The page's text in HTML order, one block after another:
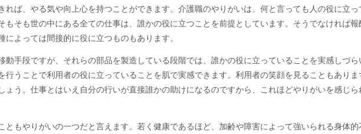
れば、やる気や向上心を持つことができます。介護職のやりがいは、何と言っても人の役に立っ
もそも世の中にある全ての仕事は、誰かの役に立つことを前提としています。そうでなければ報
よっては間接的に役に立つものもあります。
動手段ですが、それらの部品を製造している段階では、誰かの役に立っていることを実感しづら
うことで利用者の役に立っていることを肌で実感できます。利用者の笑顔を見ることもありま
ょう。仕事とはいえ自分の行いが直接誰かの助けになるのですから、これほどやりがいを感じら
ともやりがいの一つだと言えます。若く健康であるほど、加齢や障害によって強いられる身体的